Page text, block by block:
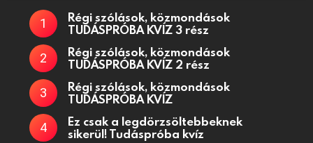
Régi szólások, közmondások
TUDÁSPRÓBA KVÍZ 3 rész
Régi szólások, közmondások
TUDÁSPRÓBA KVÍZ 2 rész
Régi szólások, közmondások
TUDÁSPRÓBA KVÍZ
Ez csak a legdörzsöltebbeknek
sikerül! Tudáspróba kvíz